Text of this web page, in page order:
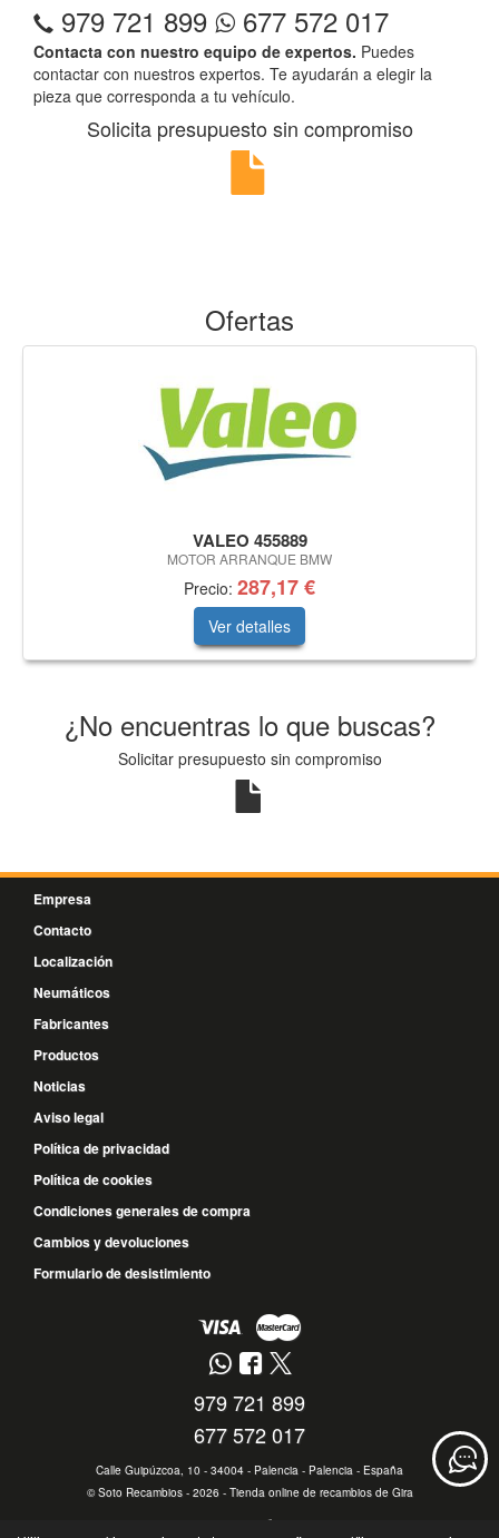
979 721 899 677 572 017
Contacta con nuestro equipo de expertos. Puedes
contactar con nuestros expertos. Te ayudarán a elegir la
pieza que corresponda a tu vehículo.
Solicita presupuesto sin compromiso
Ofertas
VALEO 455889
MOTOR ARRANQUE BMW
Precio: 287,17 €
Ver detalles
¿No encuentras lo que buscas?
Solicitar presupuesto sin compromiso
Empresa
Contacto
Localización
Neumáticos
Fabricantes
Productos
Noticias
Aviso legal
Política de privacidad
Política de cookies
Condiciones generales de compra
Cambios y devoluciones
Formulario de desistimiento
979 721 899
677 572 017
Calle Guipúzcoa, 10 - 34004 - Palencia - Palencia - España
©Soto Recambios- 2026 - Tienda online de recambios de Gira